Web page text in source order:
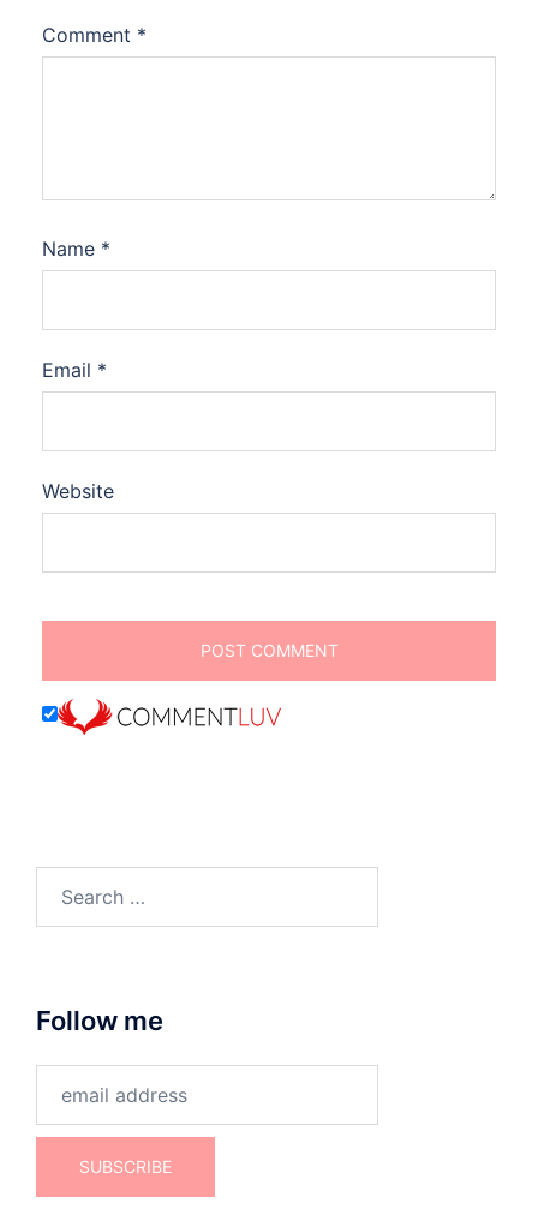
Comment *
Name *
Email *
Website
for:
Follow me